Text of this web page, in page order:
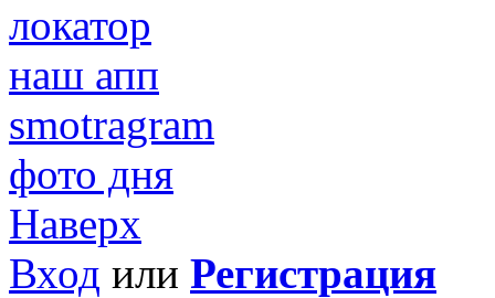
локатор
наш апп
smotragram
фото дня
Наверх
Вход или Регистрация